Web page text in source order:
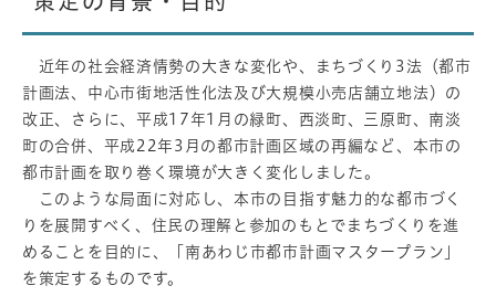
近年の社会経済情勢の大きな変化や、まちづくり3法（都市
計画法、中心市街地活性化法及び大規模小売店舗立地法）の
改正、さらに、平成17年1月の緑町、西淡町、三原町、南淡
町の合併、平成22年3月の都市計画区域の再編など、本市の
都市計画を取り巻く環境が大きく変化しました。
このような局面に対応し、本市の目指す魅力的な都市づく
りを展開すべく、住民の理解と参加のもとでまちづくりを進
めることを目的に、「南あわじ市都市計画マスタープラン」
を策定するものです。